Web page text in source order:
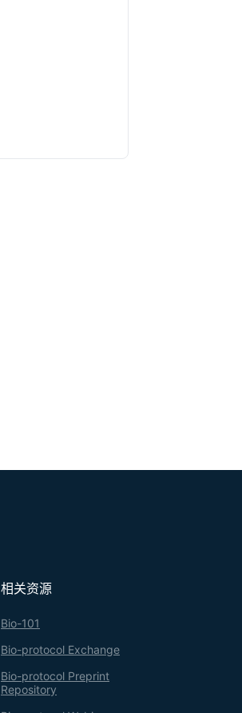
相关资源
Bio-101
Bio-protocol Exchange
Bio-protocol Preprint
Repository